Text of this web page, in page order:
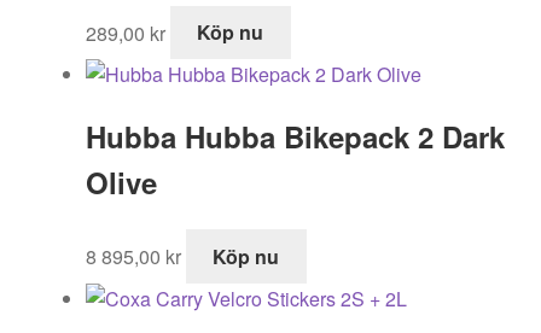
289,00 kr Köp nu
Hubba Hubba Bikepack 2 Dark
Olive
8 895,00 kr Köp nu